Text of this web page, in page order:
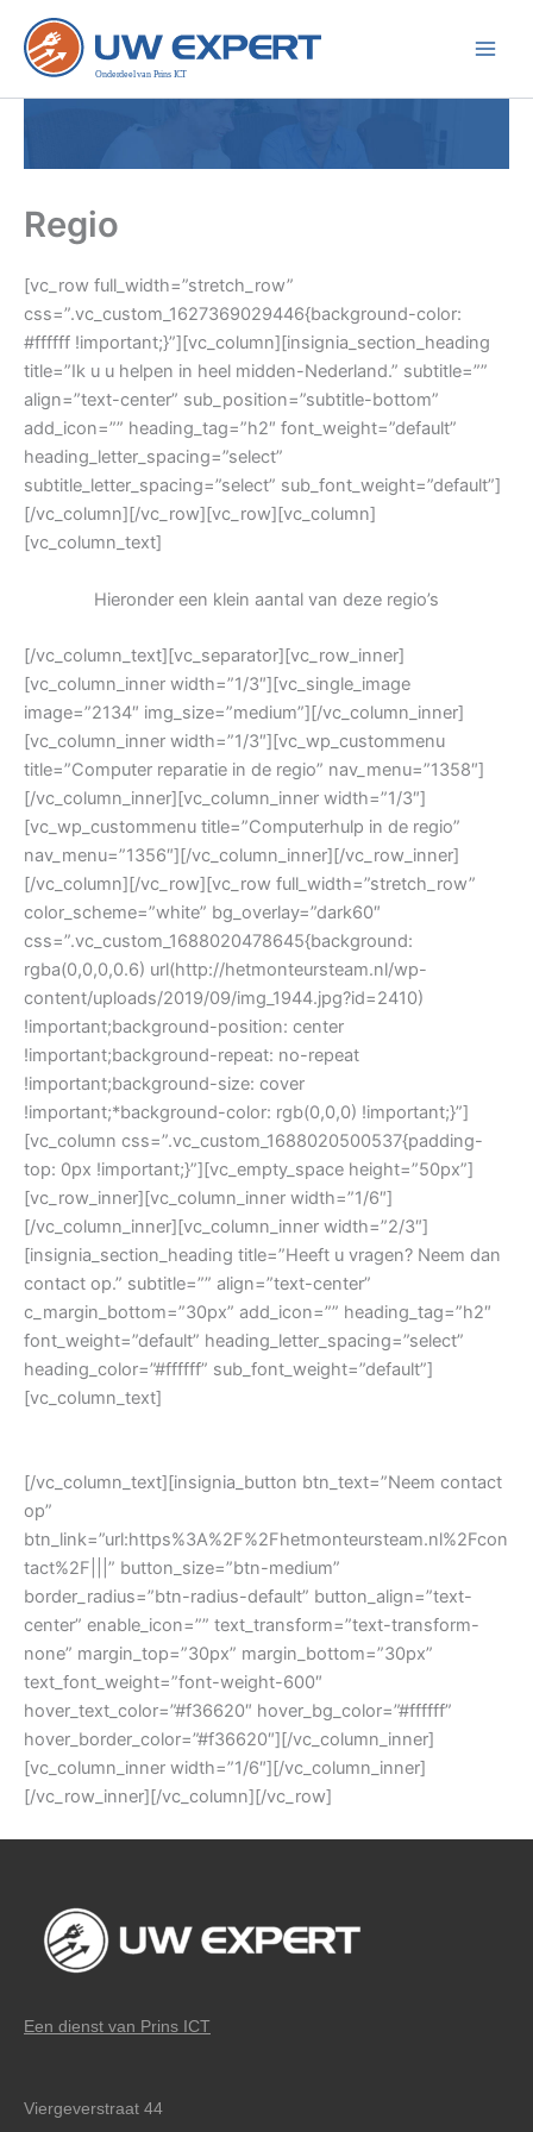
naar
inhoud
Regio
[vc_row full_width=”stretch_row”
css=”.vc_custom_1627369029446{background-color:
#ffffff !important;}”][vc_column][insignia_section_heading
title=”Ik u u helpen in heel midden-Nederland.” subtitle=””
align=”text-center” sub_position=”subtitle-bottom”
add_icon=”” heading_tag=”h2″ font_weight=”default”
heading_letter_spacing=”select”
subtitle_letter_spacing=”select” sub_font_weight=”default”]
[/vc_column][/vc_row][vc_row][vc_column]
[vc_column_text]
Hieronder een klein aantal van deze regio’s
[/vc_column_text][vc_separator][vc_row_inner]
[vc_column_inner width=”1/3″][vc_single_image
image=”2134″ img_size=”medium”][/vc_column_inner]
[vc_column_inner width=”1/3″][vc_wp_custommenu
title=”Computer reparatie in de regio” nav_menu=”1358″]
[/vc_column_inner][vc_column_inner width=”1/3″]
[vc_wp_custommenu title=”Computerhulp in de regio”
nav_menu=”1356″][/vc_column_inner][/vc_row_inner]
[/vc_column][/vc_row][vc_row full_width=”stretch_row”
color_scheme=”white” bg_overlay=”dark60″
css=”.vc_custom_1688020478645{background:
rgba(0,0,0,0.6) url(http://hetmonteursteam.nl/wp-
content/uploads/2019/09/img_1944.jpg?id=2410)
!important;background-position: center
!important;background-repeat: no-repeat
!important;background-size: cover
!important;*background-color: rgb(0,0,0) !important;}”]
[vc_column css=”.vc_custom_1688020500537{padding-
top: 0px !important;}”][vc_empty_space height=”50px”]
[vc_row_inner][vc_column_inner width=”1/6″]
[/vc_column_inner][vc_column_inner width=”2/3″]
[insignia_section_heading title=”Heeft u vragen? Neem dan
contact op.” subtitle=”” align=”text-center”
c_margin_bottom=”30px” add_icon=”” heading_tag=”h2″
font_weight=”default” heading_letter_spacing=”select”
heading_color=”#ffffff” sub_font_weight=”default”]
[vc_column_text]
[/vc_column_text][insignia_button btn_text=”Neem contact
op”
btn_link=”url:https%3A%2F%2Fhetmonteursteam.nl%2Fcon
tact%2F|||” button_size=”btn-medium”
border_radius=”btn-radius-default” button_align=”text-
center” enable_icon=”” text_transform=”text-transform-
none” margin_top=”30px” margin_bottom=”30px”
text_font_weight=”font-weight-600″
hover_text_color=”#f36620″ hover_bg_color=”#ffffff”
hover_border_color=”#f36620″][/vc_column_inner]
[vc_column_inner width=”1/6″][/vc_column_inner]
[/vc_row_inner][/vc_column][/vc_row]
Een dienst van Prins ICT
Viergeverstraat 44